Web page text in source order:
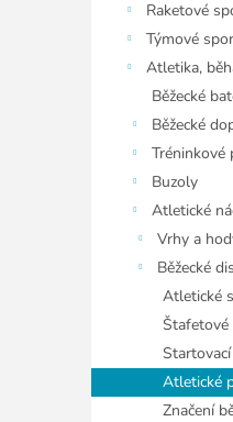
Raketové
Týmové
Atletika,
Běžecké
Běžecké
Tréninkové
Buzoly
Atletické
Vrhy a
Běžecké
Atletické
Atletické
Značení